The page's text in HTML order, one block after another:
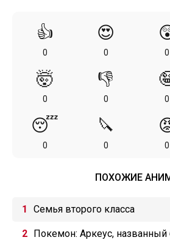
👍
0
😍
0 0
🤯
0
👎
0 0
😴
0
🔪
0 0
ПОХОЖИЕ
Семья второго класса
Покемон: Аркеус, названный